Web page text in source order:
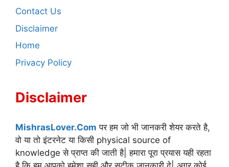
Contact Us
Disclaimer
Home
Privacy Policy
Disclaimer
MishrasLover.Com पर हम जो भी जानकरी शेयर करते है,
वो या तो इंटरनेट या किसी physical source of
knowledge से प्राप्त की जाती है| हमारा पूरा प्रयास यही रहता